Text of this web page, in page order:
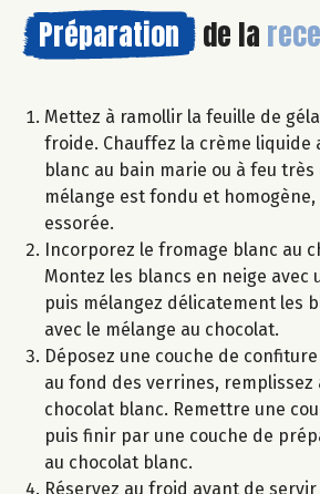
Préparation de la
Mettez à ramollir la feuille de
froide. Chauffez la crème liquide
blanc au bain marie ou à feu très
mélange est fondu et
essorée.
Incorporez le fromage blanc au
Montez les blancs en neige avec
puis mélangez délicatement les
avec le mélange au chocolat.
Déposez une couche de
au fond des verrines, remplissez
chocolat blanc. Remettre une
puis finir par une couche de
au chocolat blanc.
Réservez au froid avant de